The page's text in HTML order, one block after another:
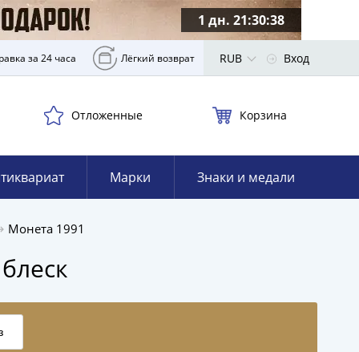
1 дн. 21:30:37
за 24 часа Лёгкий возврат RUB Вход
Отложенные Корзина
Марки Знаки и медали
Монета 1991